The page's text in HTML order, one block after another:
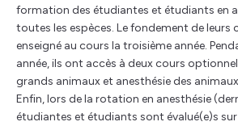
formation des étudiantes et étudiants en
toutes les espèces. Le fondement de leurs
enseigné au cours la troisième année.
année, ils ont accès à deux cours
grands animaux et anesthésie des
Enfin, lors de la rotation en anesthésie
étudiantes et étudiants sont évalué(e)s sur